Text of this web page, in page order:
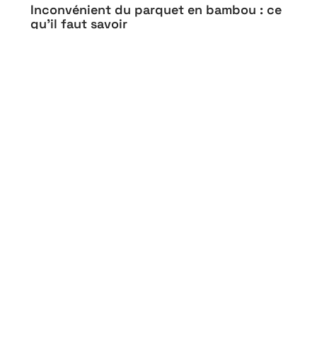
Inconvénient du parquet en bambou : ce
qu’il faut savoir